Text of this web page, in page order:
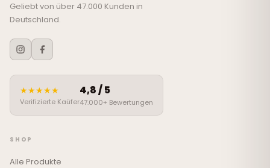
Geliebt von über 47.000 Kunden in
Deutschland.
★★★★★
Verifizierte Kaüfer
4,8 / 5
47.000+ Bewertungen
SHOP
Alle Produkte